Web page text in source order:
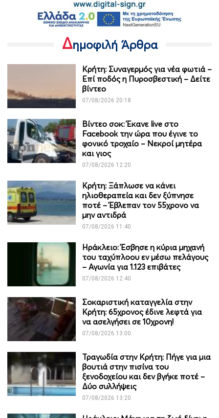
Δημοφιλή Άρθρα
Κρήτη: Συναγερμός για νέα φωτιά –
Επί ποδός η Πυροσβεστική – Δείτε
βίντεο
07/08/2026 20:18
Βίντεο σοκ: Έκανε live στο
Facebook την ώρα που έγινε το
φονικό τροχαίο – Νεκροί μητέρα
και γιος
07/08/2026 12:20
Κρήτη: Ξάπλωσε να κάνει
ηλιοθεραπεία και δεν ξύπνησε
ποτέ – Έβλεπαν τον 55χρονο να
μην αντιδρά
07/08/2026 11:40
Ηράκλειο: Έσβησε η κύρια μηχανή
του ταχύπλοου εν μέσω πελάγους
– Αγωνία για 1.123 επιβάτες
07/08/2026 12:40
Σοκαριστική καταγγελία στην
Κρήτη: 65χρονος έδινε λεφτά για
να ασελγήσει σε 10χρονη!
07/08/2026 13:00
Τραγωδία στην Κρήτη: Πήγε για μια
βουτιά στην πισίνα του
ξενοδοχείου και δεν βγήκε ποτέ –
Δύο συλλήψεις
07/08/2026 13:20